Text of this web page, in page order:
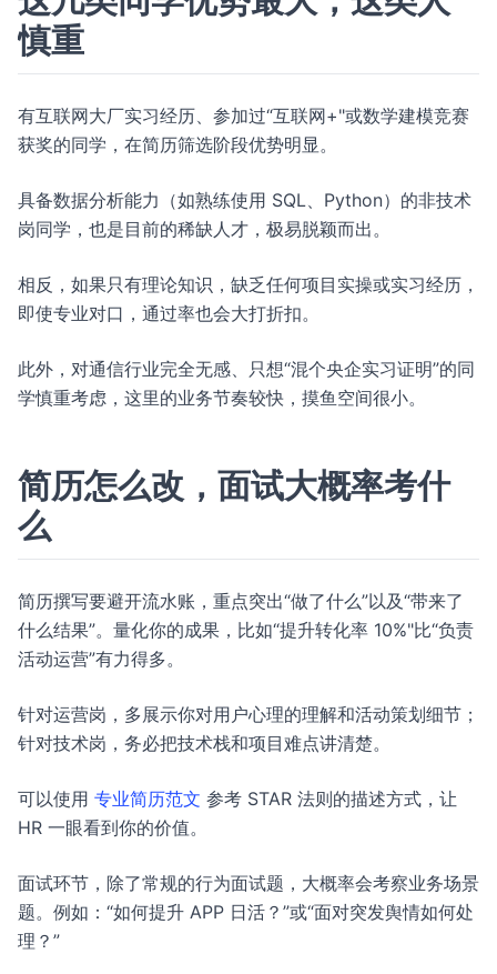
慎重
有互联网大厂实习经历、参加过“互联网+"或数学建模竞赛
获奖的同学，在简历筛选阶段优势明显。
具备数据分析能力（如熟练使用 SQL、Python）的非技术
岗同学，也是目前的稀缺人才，极易脱颖而出。
相反，如果只有理论知识，缺乏任何项目实操或实习经历，
即使专业对口，通过率也会大打折扣。
此外，对通信行业完全无感、只想“混个央企实习证明”的同
学慎重考虑，这里的业务节奏较快，摸鱼空间很小。
简历怎么改，面试大概率考什
么
简历撰写要避开流水账，重点突出“做了什么”以及“带来了
什么结果”。量化你的成果，比如“提升转化率 10%"比“负责
活动运营”有力得多。
针对运营岗，多展示你对用户心理的理解和活动策划细节；
针对技术岗，务必把技术栈和项目难点讲清楚。
可以使用 专业简历范文 参考 STAR 法则的描述方式，让
HR 一眼看到你的价值。
面试环节，除了常规的行为面试题，大概率会考察业务场景
题。例如：“如何提升 APP 日活？”或“面对突发舆情如何处
理？”